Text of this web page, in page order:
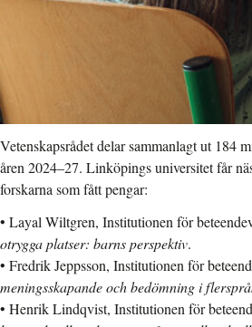
Vetenskapsrådet delar sammanlagt ut 184
åren 2024–27. Linköpings universitet får
forskarna som fått pengar:
• Layal Wiltgren, Institutionen för
otrygga platser: barns perspektiv.
• Fredrik Jeppsson, Institutionen för
meningsskapande och bedömning i
• Henrik Lindqvist, Institutionen för